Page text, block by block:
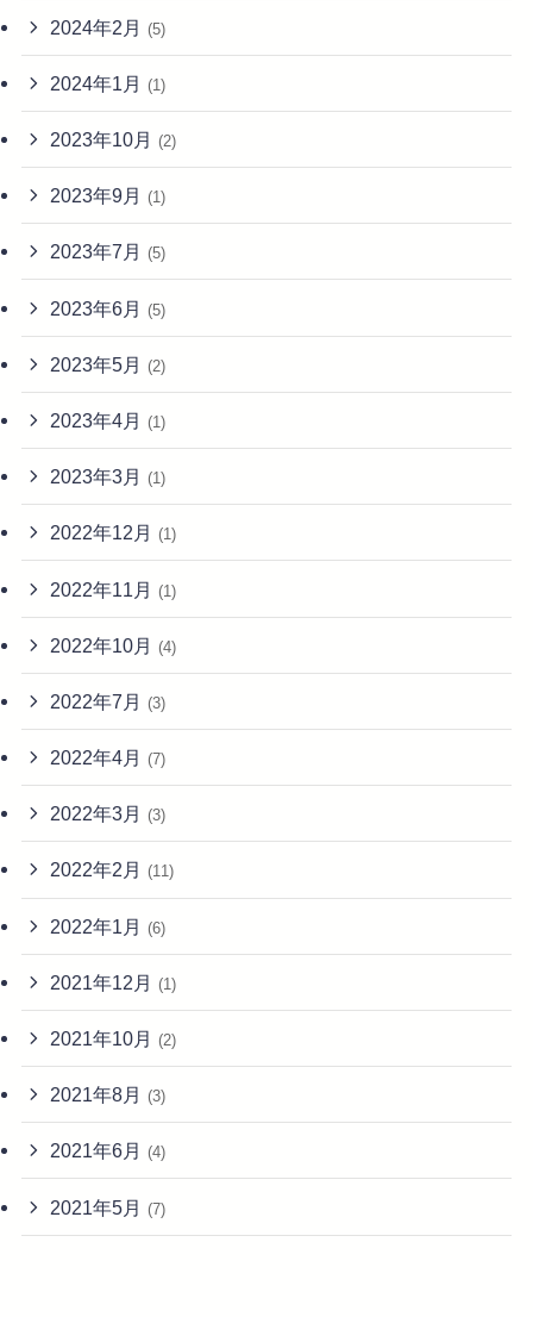
2024年2月 (5)
2024年1月 (1)
2023年10月 (2)
2023年9月 (1)
2023年7月 (5)
2023年6月 (5)
2023年5月 (2)
2023年4月 (1)
2023年3月 (1)
2022年12月 (1)
2022年11月 (1)
2022年10月 (4)
2022年7月 (3)
2022年4月 (7)
2022年3月 (3)
2022年2月 (11)
2022年1月 (6)
2021年12月 (1)
2021年10月 (2)
2021年8月 (3)
2021年6月 (4)
2021年5月 (7)